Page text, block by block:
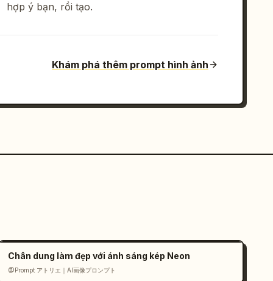
hợp ý bạn, rồi tạo.
Khám phá thêm prompt hình ảnh
Chân dung làm đẹp với ánh sáng kép Neon
@Prompt アトリエ｜AI画像プロンプト